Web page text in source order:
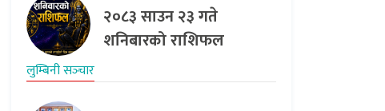
२०८३ साउन २३ गते
शनिबारको राशिफल
लुम्बिनी सञ्‍चार